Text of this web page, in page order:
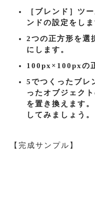
［ブレンド］ツ
ンドの設定をしま
2つの正方形を選
にします。
100px×100pxの
5でつくったブレ
ったオブジェク
を置き換えます
してみましょう。
【完成サンプル】